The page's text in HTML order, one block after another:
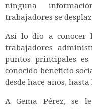
ninguna
trabajadores se
Así lo dio a conocer
trabajadores
puntos principales
conocido beneficio
desde hace años,
A Gema Pérez, se